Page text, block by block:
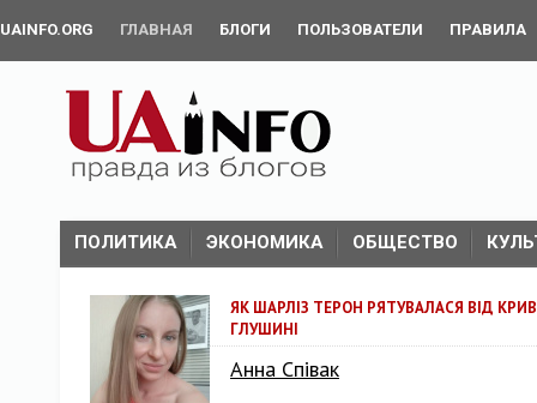
UAINFO.ORG ГЛАВНАЯ БЛОГИ ПОЛЬЗОВАТЕЛИ ПРАВИЛА
ПОЛИТИКА ЭКОНОМИКА ОБЩЕСТВО
ЯК ШАРЛІЗ ТЕРОН РЯТУВАЛАСЯ ВІД
ГЛУШИНІ
Анна Співак